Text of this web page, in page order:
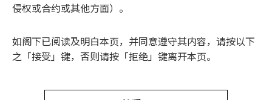
侵权或合约或其他方面）。
如阁下已阅读及明白本页，并同意遵守其内容，请按以下
之「接受」键，否则请按「拒绝」键离开本页。